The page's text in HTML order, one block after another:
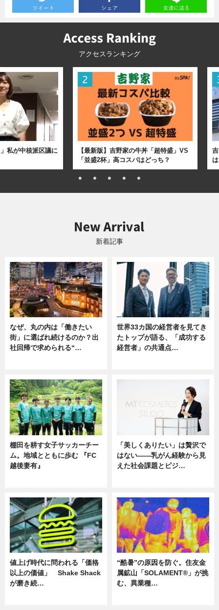
アクセスランキング
私が中核派区議に
【最新版】吉野家の牛丼「超特盛」VS
「並盛2杯」高コスパはどっち？
新着記事
なぜ、丸の内は「働きたい
街」に選ばれ続けるのか？出
社回帰で求められる“…
世界33カ国の経営者を見てき
たトップが語る、「成功する
経営者」の共通点…
棚田を耕す女子サッカーチー
ム。地域とともに歩む 『FC
越後妻有』
「美しくありたい」は贅沢で
はない――乳がん経験から見
えた社会課題とビジ…
値上げ時代に問われる「価格
以上の価値」 Shake Shack
が磨き続…
“酷暑”の原因を防ぐ。住友金
属鉱山「SOLAMENT®」が挑
む、異業種…